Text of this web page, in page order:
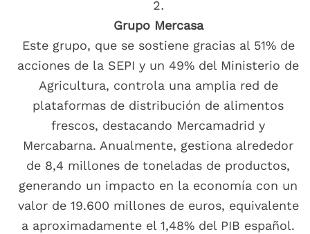
Grupo Mercasa
Este grupo, que se sostiene gracias al 51% de
acciones de la SEPI y un 49% del Ministerio de
Agricultura, controla una amplia red de
plataformas de distribución de alimentos
frescos, destacando Mercamadrid y
Mercabarna. Anualmente, gestiona alrededor
de 8,4 millones de toneladas de productos,
generando un impacto en la economía con un
valor de 19.600 millones de euros, equivalente
a aproximadamente el 1,48% del PIB español.